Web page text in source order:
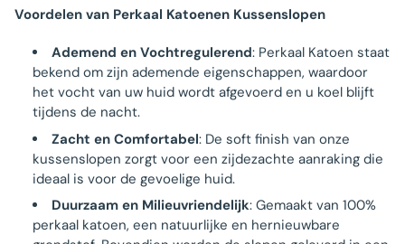
Voordelen van Perkaal Katoenen Kussenslopen
Ademend en Vochtregulerend: Perkaal Katoen staat
bekend om zijn ademende eigenschappen, waardoor
het vocht van uw huid wordt afgevoerd en u koel blijft
tijdens de nacht.
Zacht en Comfortabel: De soft finish van onze
kussenslopen zorgt voor een zijdezachte aanraking die
ideaal is voor de gevoelige huid.
Duurzaam en Milieuvriendelijk: Gemaakt van 100%
perkaal katoen, een natuurlijke en hernieuwbare